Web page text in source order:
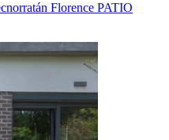
Florence PATIO